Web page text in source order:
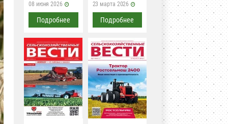
08 июня 2026
Подробнее
23 марта 2026
Подробнее